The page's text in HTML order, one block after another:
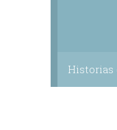
Historias